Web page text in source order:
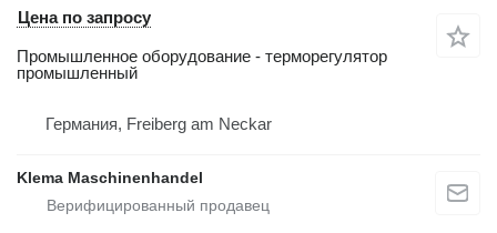
Цена по запросу
Промышленное оборудование - терморегулятор
промышленный
Германия, Freiberg am Neckar
Klema Maschinenhandel